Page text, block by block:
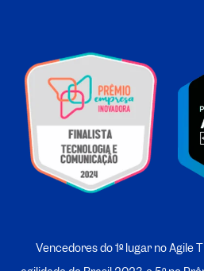
Vencedores do 1º lugar no Agile